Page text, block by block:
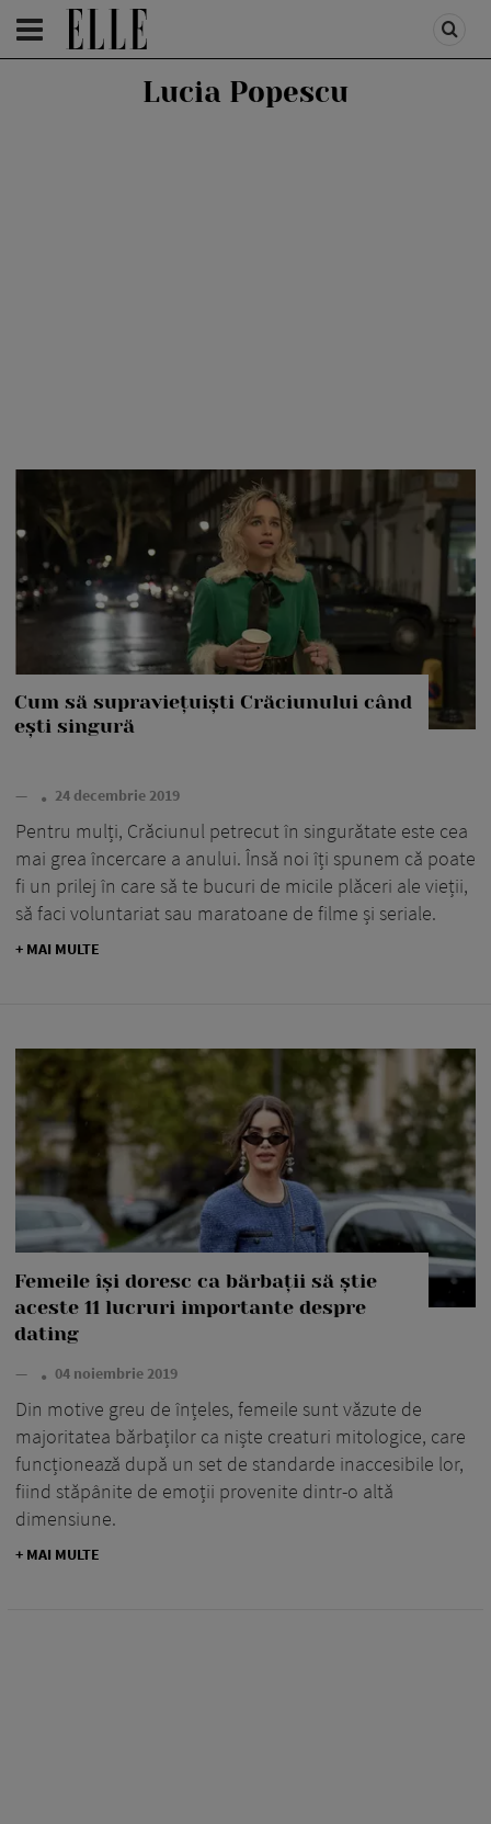
HOMEPAGE /AUTOR
Lucia Popescu
Cum să supraviețuiști Crăciunului când
ești singură
— 24 decembrie 2019
Pentru mulți, Crăciunul petrecut în singurătate este cea
mai grea încercare a anului. Însă noi îți spunem că poate
fi un prilej în care să te bucuri de micile plăceri ale vieții,
să faci voluntariat sau maratoane de filme și seriale.
+ MAI MULTE
Femeile își doresc ca bărbații să știe
aceste 11 lucruri importante despre
dating
— 04 noiembrie 2019
Din motive greu de înțeles, femeile sunt văzute de
majoritatea bărbaților ca niște creaturi mitologice, care
funcționează după un set de standarde inaccesibile lor,
fiind stăpânite de emoții provenite dintr-o altă
dimensiune.
+ MAI MULTE